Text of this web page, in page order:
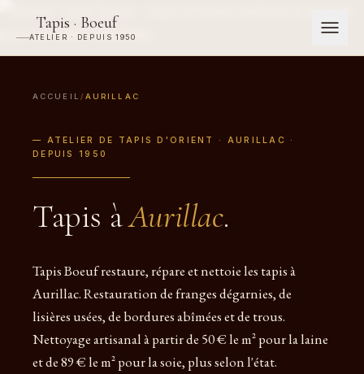
Tapis · Boeuf
ATELIER · DEPUIS 1950
ACCUEIL / AURILLAC
— ATELIER DE TAPIS D'ORIENT · AURILLAC ·
DEPUIS 1950
Tapis àAurillac.
Tapis Boeuf restaure, répare et nettoie les tapis à
Aurillac. Restauration de franges dégarnies, de
lisières usées, de bordures abîmées et de trous.
Nettoyage artisanal à partir de 50 € le m² pour la laine
et de 89 € le m² pour la soie, plus selon l'état.